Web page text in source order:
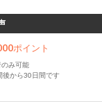
ポイント
み可能
から30日間です